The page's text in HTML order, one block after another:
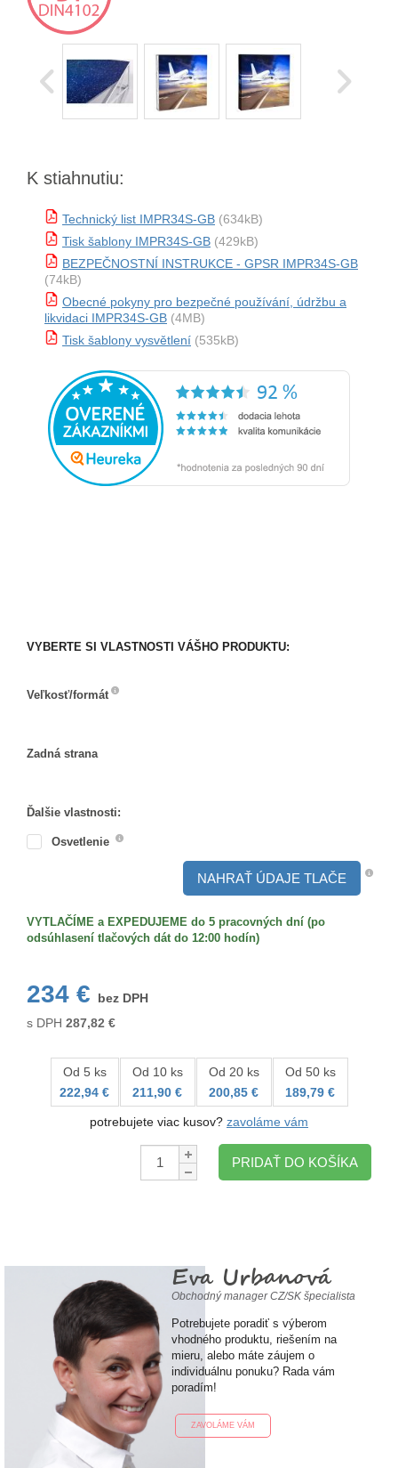
K stiahnutiu:
Technický list IMPR34S-GB (634kB)
Tisk šablony IMPR34S-GB (429kB)
BEZPEČNOSTNÍ INSTRUKCE - GPSR IMPR34S-GB
(74kB)
Obecné pokyny pro bezpečné používání, údržbu a
likvidaci IMPR34S-GB (4MB)
Tisk šablony vysvětlení (535kB)
VYBERTE SI VLASTNOSTI VÁŠHO PRODUKTU:
Veľkosť/formát
Zadná strana
strana
Ďalšie vlastnosti:
Osvetlenie
NAHRAŤ ÚDAJE TLAČE
VYTLAČÍME a EXPEDUJEME do 5 pracovných dní (po
odsúhlasení tlačových dát do 12:00 hodín)
234 €
bez DPH
s DPH 287,82 €
Od 5 ks
222,94 €
Od 10 ks
211,90 €
Od 20 ks
200,85 €
Od 50 ks
189,79 €
potrebujete viac kusov? zavoláme vám
Množstvo:
PRIDAŤ DO KOŠÍKA
Eva Urbanová
Obchodný manager CZ/SK špecialista
Potrebujete poradiť s výberom
vhodného produktu, riešením na
mieru, alebo máte záujem o
individuálnu ponuku? Rada vám
poradím!
ZAVOLÁME VÁM